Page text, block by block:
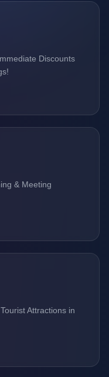
Discounts
& Meeting
Attractions in